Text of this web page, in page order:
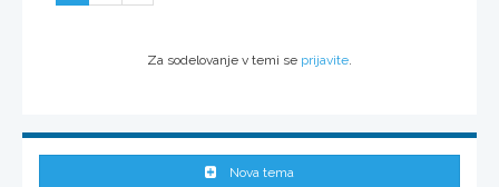
Za sodelovanje v temi se prijavite
Nova tema